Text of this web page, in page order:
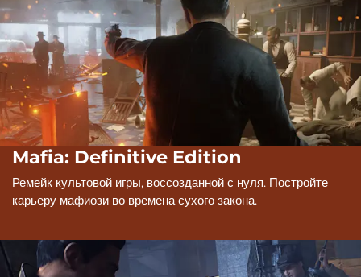
Mafia: Definitive Edition
Ремейк культовой игры, воссозданной с нуля. Постройте
карьеру мафиози во времена сухого закона.